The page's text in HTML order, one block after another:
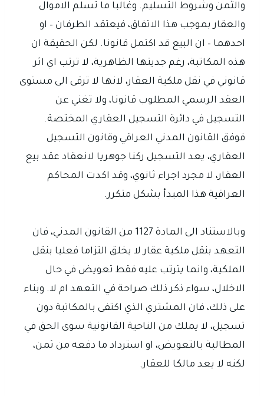
والثمن وشروط التسليم. وغالبا ما تسلم الاموال
والعقار بموجب هذا الاتفاق، فيعتقد الطرفان – او
احدهما – ان البيع قد اكتمل قانونا. لكن الحقيقة ان
هذه المكاتبة، رغم جديتها الظاهرية، لا ترتب اي اثر
قانوني في نقل ملكية العقار، لانها لا ترقى الى مستوى
العقد الرسمي المطلوب قانونا، ولا تغني عن
التسجيل في دائرة التسجيل العقاري المختصة.
فوفق القانون المدني العراقي وقانون التسجيل
العقاري، يعد التسجيل ركنا جوهريا لانعقاد عقد بيع
العقار، لا مجرد اجراء ثانوي، وقد اكدت المحاكم
العراقية هذا المبدأ بشكل متكرر.
وبالاستناد الى المادة 1127 من القانون المدني، فان
التعهد بنقل ملكية عقار لا يخلق التزاما فعليا بنقل
الملكية، وانما يترتب عليه فقط تعويض في حال
الاخلال، سواء ذكر ذلك صراحة في التعهد ام لا. وبناء
على ذلك، فان المشتري الذي اكتفى بالمكاتبة دون
تسجيل، لا يملك من الناحية القانونية سوى الحق في
المطالبة بالتعويض، او استرداد ما دفعه من ثمن،
لكنه لا يعد مالكا للعقار.